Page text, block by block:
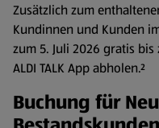
Zusätzlich zum
Kundinnen und Kunden
zum 5. Juli 2026 gratis
ALDI TALK App abholen.²
Buchung für